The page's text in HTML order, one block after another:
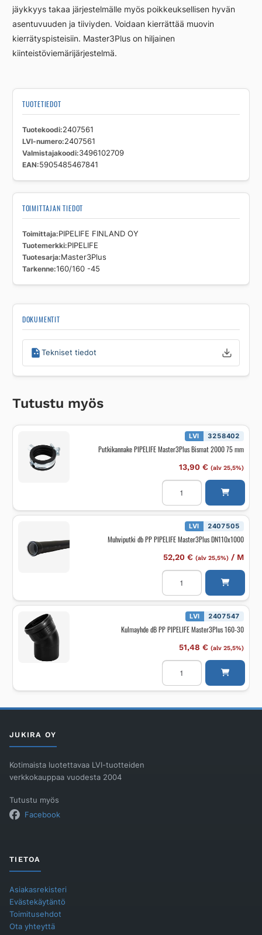
jäykkyys takaa järjestelmälle myös poikkeuksellisen hyvän
asentuvuuden ja tiiviyden. Voidaan kierrättää muovin
kierrätyspisteisiin. Master3Plus on hiljainen
kiinteistöviemärijärjestelmä.
TUOTETIEDOT
Tuotekoodi 2407561
LVI-numero 2407561
Valmistajakoodi 3496102709
EAN 5905485467841
TOIMITTAJAN TIEDOT
Toimittaja PIPELIFE FINLAND OY
Tuotemerkki PIPELIFE
Tuotesarja Master3Plus
Tarkenne 160/160 -45
DOKUMENTIT
Tekniset tiedot
Tutustu myös
LVI 3258402
Putkikannake PIPELIFE Master3Plus Bismat 2000 75 mm
13,90 € (alv 25,5%)
Putkikannake
PIPELIFE
Master3Plus
Bismat
2000
määrä
LVI 2407505
Muhviputki db PP PIPELIFE Master3Plus DN110x1000
52,20 € (alv 25,5%)/ M
Muhviputki
PIPELIFE
Master3Plus
DN110x1000
LVI 2407547
Kulmayhde dB PP PIPELIFE Master3Plus 160-30
51,48 € (alv 25,5%)
Kulmayhde
PIPELIFE
30
JUKIRA OY
Kotimaista luotettavaa LVI-tuotteiden
verkkokauppaa vuodesta 2004
Tutustu myös
Facebook
TIETOA
Asiakasrekisteri
Evästekäytäntö
Toimitusehdot
Ota yhteyttä